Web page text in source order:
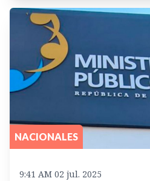
NACIONALES
9:41 AM 02 jul. 2025